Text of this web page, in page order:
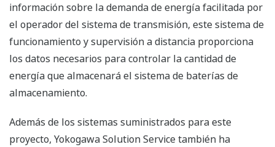
información sobre la demanda de energía facilitada por
el operador del sistema de transmisión, este sistema de
funcionamiento y supervisión a distancia proporciona
los datos necesarios para controlar la cantidad de
energía que almacenará el sistema de baterías de
almacenamiento.
Además de los sistemas suministrados para este
proyecto, Yokogawa Solution Service también ha